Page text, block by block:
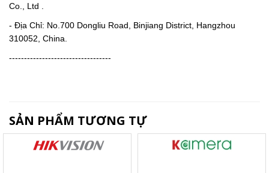
Co., Ltd .
- Địa Chỉ: No.700 Dongliu Road, Binjiang District, Hangzhou
310052, China.
----------------------------------
SẢN PHẨM TƯƠNG TỰ